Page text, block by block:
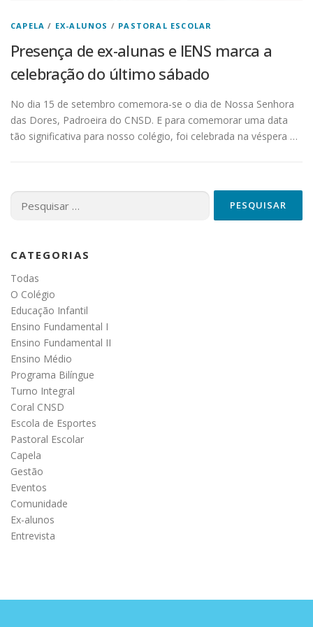
CAPELA / EX-ALUNOS / PASTORAL ESCOLAR
Presença de ex-alunas e IENS marca a
celebração do último sábado
No dia 15 de setembro comemora-se o dia de Nossa Senhora
das Dores, Padroeira do CNSD. E para comemorar uma data
tão significativa para nosso colégio, foi celebrada na véspera …
Pesquisar
por:
CATEGORIAS
Todas
O Colégio
Educação Infantil
Ensino Fundamental I
Ensino Fundamental II
Ensino Médio
Programa Bilíngue
Turno Integral
Coral CNSD
Escola de Esportes
Pastoral Escolar
Capela
Gestão
Eventos
Comunidade
Ex-alunos
Entrevista